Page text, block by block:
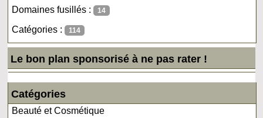
Domaines fusillés : 14
Catégories : 114
Le bon plan sponsorisé à ne pas rater !
Catégories
Beauté et Cosmétique